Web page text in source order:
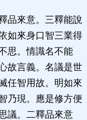
品來意。三釋能說
如來身口智三業得
思。情識名不能
故言義。名議是世
任智用故。明如來
乃現。應是修方便
議。二釋品來意